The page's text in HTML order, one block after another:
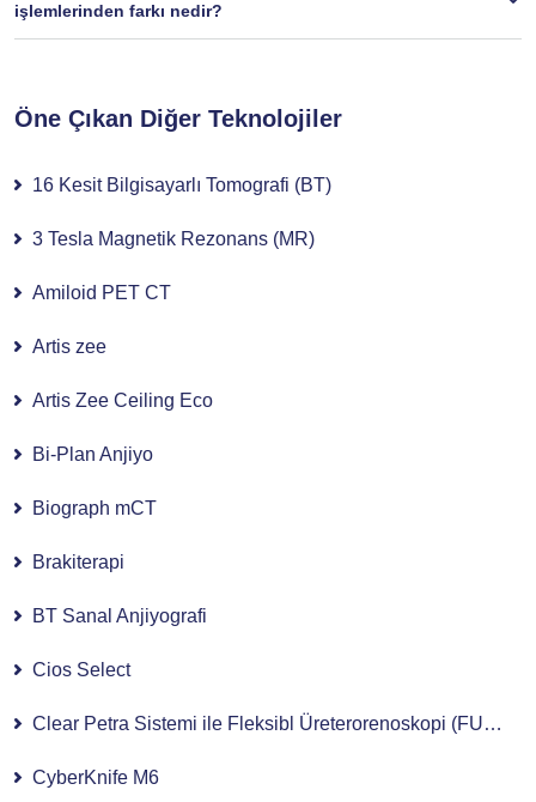
işlemlerinden farkı nedir?
Öne Çıkan Diğer Teknolojiler
16 Kesit Bilgisayarlı Tomografi (BT)
3 Tesla Magnetik Rezonans (MR)
Amiloid PET CT
Artis zee
Artis Zee Ceiling Eco
Bi-Plan Anjiyo
Biograph mCT
Brakiterapi
BT Sanal Anjiyografi
Cios Select
Clear Petra Sistemi ile Fleksibl Üreterorenoskopi (FURS)
CyberKnife M6